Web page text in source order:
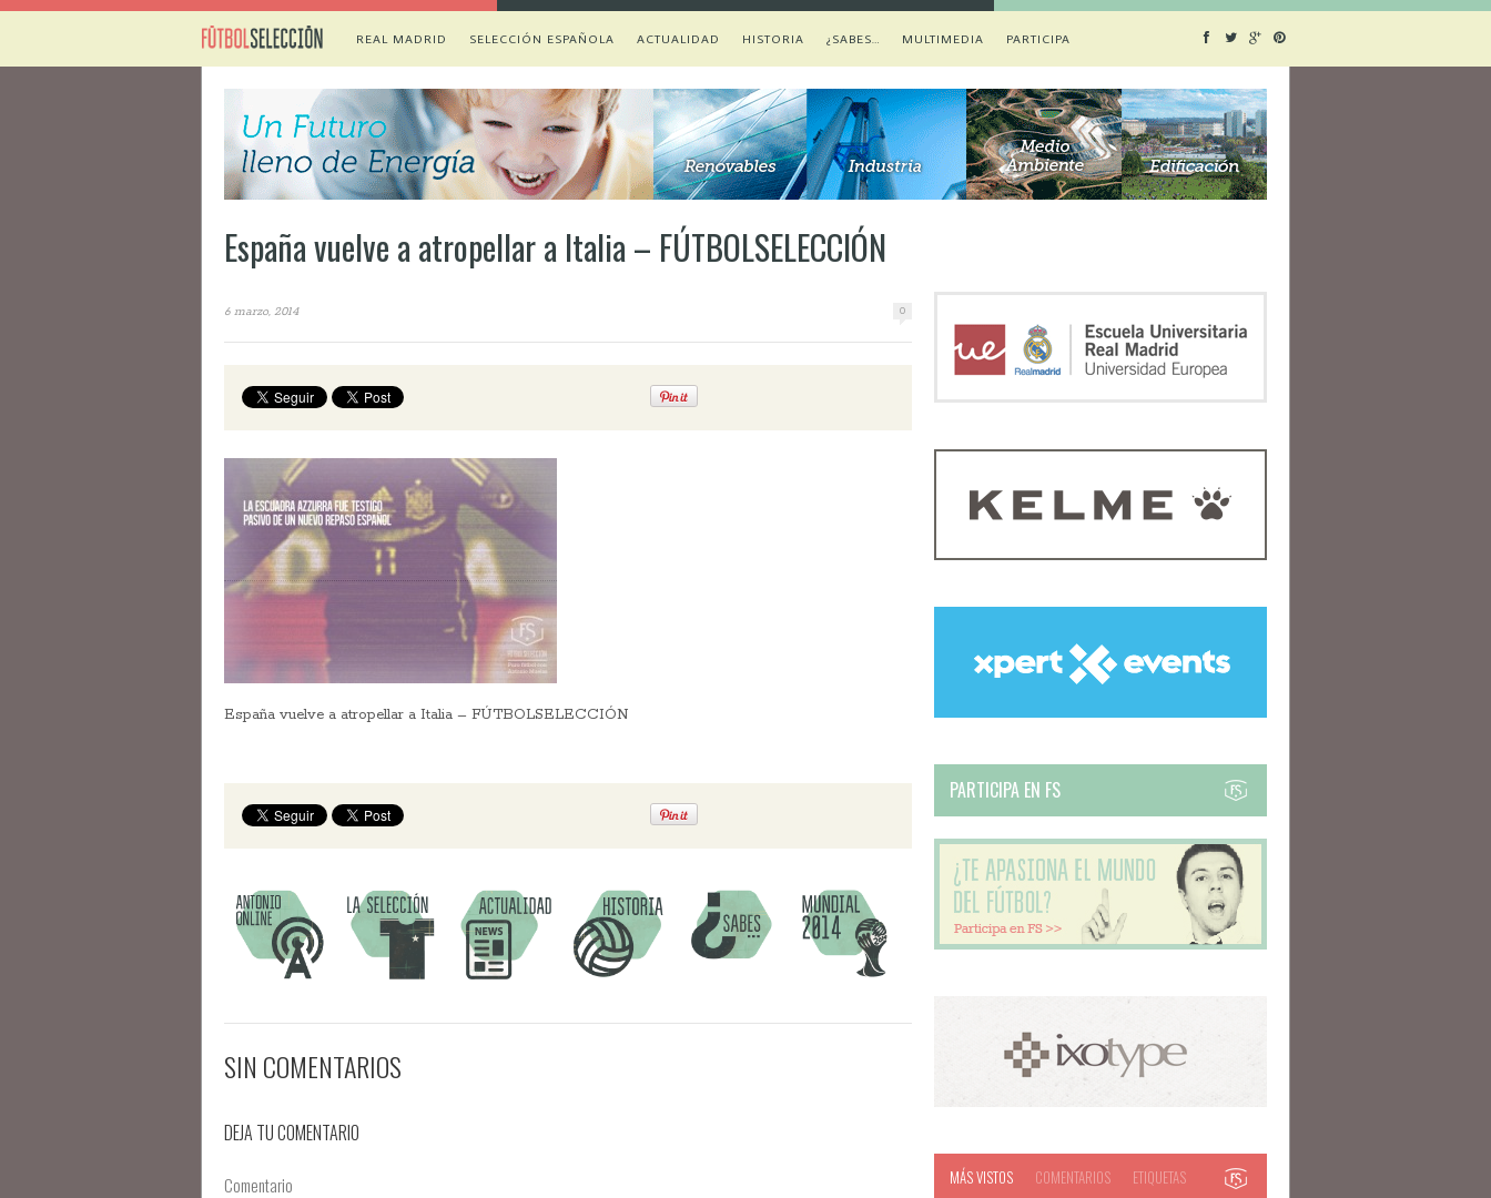
REAL MADRID SELECCIÓN ESPAÑOLA ACTUALIDAD HISTORIA ¿SABES… MULTIMEDIA PARTICIPA
España vuelve a atropellar a Italia – FÚTBOLSELECCIÓN
6 marzo, 2014 0
España vuelve a atropellar a Italia – FÚTBOLSELECCIÓN
SIN COMENTARIOS
DEJA TU COMENTARIO
Comentario
PARTICIPA EN FS
MÁS VISTOS COMENTARIOS ETIQUETAS